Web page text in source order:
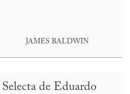
JAMES BALDWIN
Selecta de Eduardo